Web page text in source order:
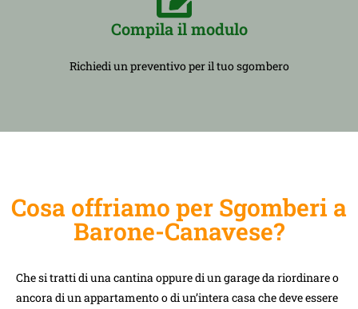
Compila il modulo
Richiedi un preventivo per il tuo sgombero
Cosa offriamo per Sgomberi a
Barone-Canavese?
Che si tratti di una cantina oppure di un garage da riordinare o
ancora di un appartamento o di un’intera casa che deve essere